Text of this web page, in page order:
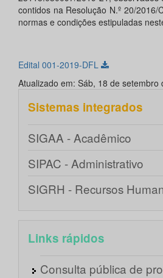
contidos na Resolução N.º 20/2016/
normas e condições estipuladas
Edital 001-2019-DFL
Atualizado em: Sáb, 18 de setembro
Sistemas integrados
SIGAA - Acadêmico
SIPAC - Administrativo
SIGRH - Recursos
Links rápidos
Consulta pública de